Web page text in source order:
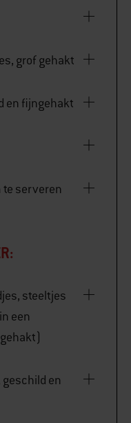
grof gehakt
en fijngehakt
te serveren
steeltjes
een
en